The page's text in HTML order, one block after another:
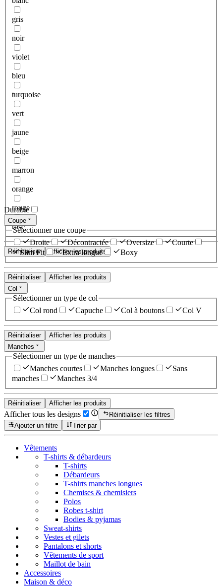
gris
noir
violet
bleu
turquoise
vert
jaune
beige
marron
orange
rouge
rose
Réinitialiser Afficher les produits
Durable
Coupe
Sélectionner une coupe
Droite
Décontractée Oversize
Courte
Slim Fit
Extra longue Boxy
Réinitialiser
Afficher les produits
Col
Sélectionner un type de col
Col rond
Capuche Col à boutons Col V
Réinitialiser
Afficher les produits
Manches
Sélectionner un type de manches
Manches courtes
Manches longues
Sans
manches
Manches 3/4
Réinitialiser Afficher les produits
Afficher tous les designs
Réinitialiser les filtres
Ajouter un filtre
Trier par
Vêtements
T-shirts & débardeurs
T-shirts
Débardeurs
T-shirts manches longues
Chemises & chemisiers
Polos
Robes t-shirt
Bodies & pyjamas
Sweat-shirts
Vestes et gilets
Pantalons et shorts
Vêtements de sport
Maillot de bain
Accessoires
Maison & déco